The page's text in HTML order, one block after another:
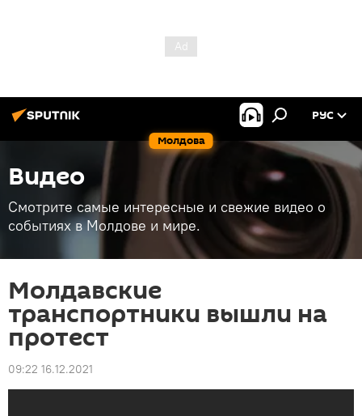
Молдова
РУС
Видео
Смотрите самые интересные и свежие видео о
событиях в Молдове и мире.
Молдавские
транспортники вышли на
протест
09:22 16.12.2021